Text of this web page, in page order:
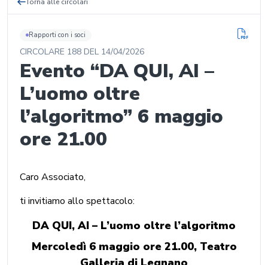
Rapporti con i soci
CIRCOLARE 188 DEL 14/04/2026
Evento “DA QUI, AI –
L’uomo oltre
l’algoritmo” 6 maggio
ore 21.00
Caro Associato,
ti invitiamo allo spettacolo:
DA QUI, AI – L’uomo oltre l’algoritmo
Mercoledì 6 maggio ore 21.00, Teatro